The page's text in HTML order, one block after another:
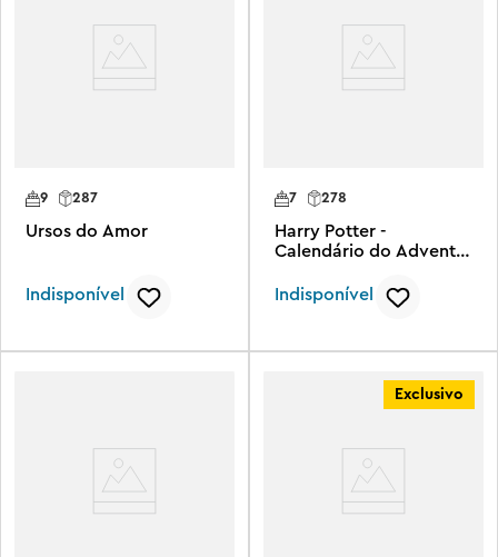
287
9
Ursos do Amor
Indisponível
278
7
Harry Potter -
Calendário do Advento
Indisponível
Exclusivo